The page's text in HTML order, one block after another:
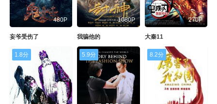
480P
妄爷受伤了
1080P
我骗他的
270P
大秦11
1.8分 5.9分 8.2分